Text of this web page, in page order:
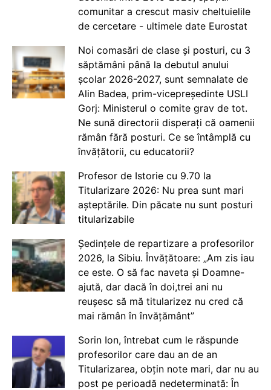
comunitar a crescut masiv cheltuielile
de cercetare - ultimele date Eurostat
Noi comasări de clase și posturi, cu 3
săptămâni până la debutul anului
școlar 2026-2027, sunt semnalate de
Alin Badea, prim-vicepreședinte USLI
Gorj: Ministerul o comite grav de tot.
Ne sună directorii disperați că oamenii
rămân fără posturi. Ce se întâmplă cu
învățătorii, cu educatorii?
Profesor de Istorie cu 9.70 la
Titularizare 2026: Nu prea sunt mari
așteptările. Din păcate nu sunt posturi
titularizabile
Ședințele de repartizare a profesorilor
2026, la Sibiu. Învățătoare: „Am zis iau
ce este. O să fac naveta și Doamne-
ajută, dar dacă în doi,trei ani nu
reușesc să mă titularizez nu cred că
mai rămân în învățământ”
Sorin Ion, întrebat cum le răspunde
profesorilor care dau an de an
Titularizarea, obțin note mari, dar nu au
post pe perioadă nedeterminată: În